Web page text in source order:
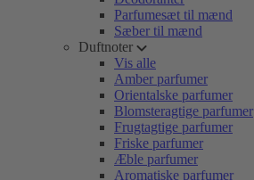
Parfumesæt til mænd
Sæber til mænd
Duftnoter
Vis alle
Amber parfumer
Orientalske parfumer
Blomsteragtige parfumer
Frugtagtige parfumer
Friske parfumer
Æble parfumer
Aromatiske parfumer